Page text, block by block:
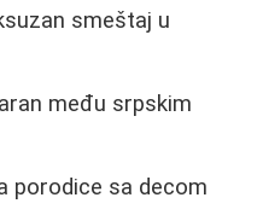
smeštaj u
među srpskim
porodice sa decom